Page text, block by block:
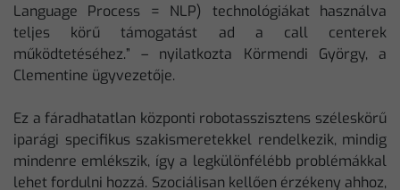
Language Process = NLP) technológiákat használva
teljes körű támogatást ad a call centerek
működtetéséhez.” – nyilatkozta Körmendi György, a
Clementine ügyvezetője.
Ez a fáradhatatlan központi robotasszisztens széleskörű
iparági specifikus szakismeretekkel rendelkezik, mindig
mindenre emlékszik, így a legkülönfélébb problémákkal
lehet fordulni hozzá. Szociálisan kellően érzékeny ahhoz,